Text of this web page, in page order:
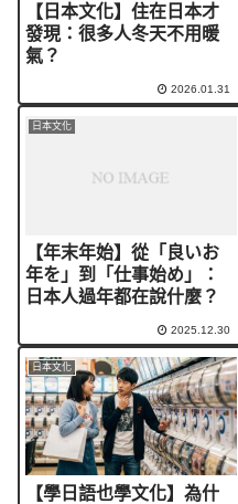
【日本文化】住在日本才
發現：很多人冬天不用暖
氣？
2026.01.31
日本文化
【年末年始】從「良いお
年を」到「仕事始め」：
日本人過年都在說什麼？
2025.12.30
日本文化
【學日語也學文化】為什